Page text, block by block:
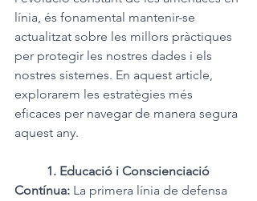
línia, és fonamental mantenir-se
actualitzat sobre les millors pràctiques
per protegir les nostres dades i els
nostres sistemes. En aquest article,
explorarem les estratègies més
eficaces per navegar de manera segura
aquest any.
1. Educació i Conscienciació
Contínua: La primera línia de defensa